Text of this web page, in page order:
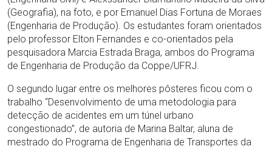
(Geografia), na foto, e por Emanuel Dias Fortuna de Moraes
(Engenharia de Produção). Os estudantes foram orientados
pelo professor Elton Fernandes e co-orientados pela
pesquisadora Marcia Estrada Braga, ambos do Programa
de Engenharia de Produção da Coppe/UFRJ.
O segundo lugar entre os melhores pôsteres ficou com o
trabalho “Desenvolvimento de uma metodologia para
detecção de acidentes em um túnel urbano
congestionado”, de autoria de Marina Baltar, aluna de
mestrado do Programa de Engenharia de Transportes da